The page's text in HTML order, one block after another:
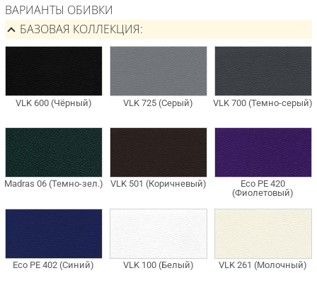
ВАРИАНТЫ ОБИВКИ
БАЗОВАЯ КОЛЛЕКЦИЯ